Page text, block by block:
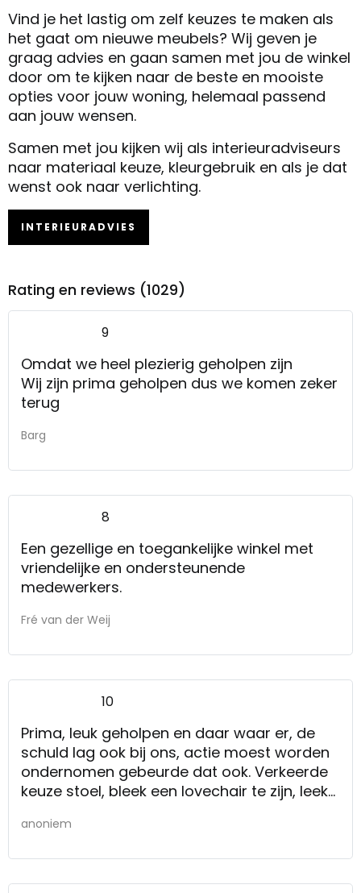
Vind je het lastig om zelf keuzes te maken als
het gaat om nieuwe meubels? Wij geven je
graag advies en gaan samen met jou de winkel
door om te kijken naar de beste en mooiste
opties voor jouw woning, helemaal passend
aan jouw wensen.
Samen met jou kijken wij als interieuradviseurs
naar materiaal keuze, kleurgebruik en als je dat
wenst ook naar verlichting.
INTERIEURADVIES
Rating en reviews (1029)
9
Omdat we heel plezierig geholpen zijn
Wij zijn prima geholpen dus we komen zeker
terug
Barg
8
Een gezellige en toegankelijke winkel met
vriendelijke en ondersteunende
medewerkers.
Fré van der Weij
10
Prima, leuk geholpen en daar waar er, de
schuld lag ook bij ons, actie moest worden
ondernomen gebeurde dat ook. Verkeerde
keuze stoel, bleek een lovechair te zijn, leek
ijjbetaling geruild te kunnen worden. Had
anoniem